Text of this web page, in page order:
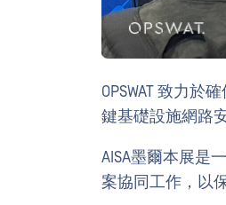
OPSWAT 致力於
鍵基礎設施網路
AISA墨爾本展是
案協同工作，以